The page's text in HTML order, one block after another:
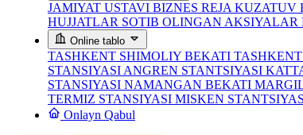
JAMIYAT USTAVI BIZNES REJA KUZATUV
HUJJATLAR SOTIB OLINGAN AKSIYALAR
Online tablo
TASHKENT SHIMOLIY BEKATI
STANSIYASI ANGREN STANTSIYASI
STANSIYASI NAMANGAN BEKATI
TERMIZ STANSIYASI MISKEN
Onlayn Qabul